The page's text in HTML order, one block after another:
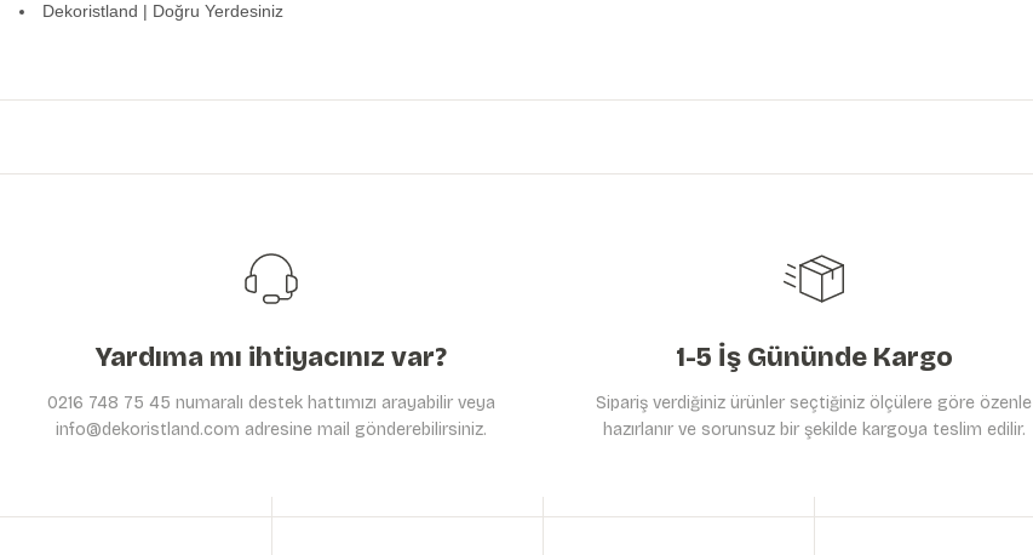
Dekoristland | Doğru Yerdesiniz
Bu ürüne benzer farklı alternatifler olmalı.
Gönder
Yardıma mı ihtiyacınız var?
0216 748 75 45 numaralı destek hattımızı arayabilir veya
info@dekoristland.com adresine mail gönderebilirsiniz.
1-5 İş Gününde Kargo
Sipariş verdiğiniz ürünler seçtiğiniz ölçülere göre özenle
hazırlanır ve sorunsuz bir şekilde kargoya teslim edilir.